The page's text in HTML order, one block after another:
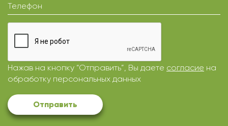
Телефон
Нажав на кнопку “Отправить”, Вы даете согласие на
обработку персональных данных
Отправить